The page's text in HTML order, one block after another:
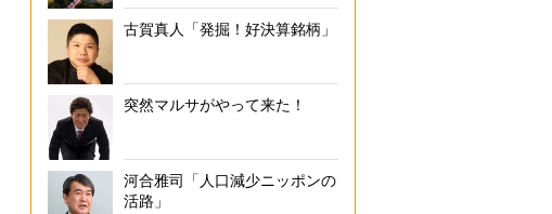
古賀真人「発掘！好決算銘柄」
突然マルサがやって来た！
河合雅司「人口減少ニッポンの
活路」